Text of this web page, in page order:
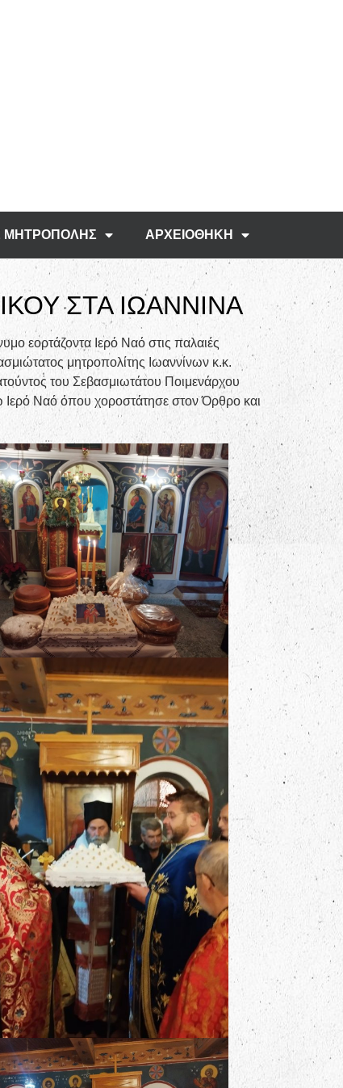
ΜΗΤΡΟΠΟΛΗΣ ΑΡΧΕΙΟΘΗΚΗ
ΣΤΑ ΙΩΑΝΝΙΝΑ
εορτάζοντα Ιερό Ναό στις παλαιές
μητροπολίτης Ιωαννίνων κ.κ.
του Σεβασμιωτάτου Ποιμενάρχου
Ιερό Ναό όπου χοροστάτησε στον Όρθρο και